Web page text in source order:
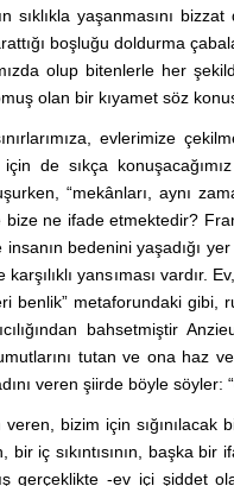
sıklıkla yaşanmasını
boşluğu doldurma
olup bitenlerle her
olan bir kıyamet söz
evlerimize
için de sıkça
“mekânları, aynı
ne ifade etmektedir?
bedenini yaşadığı yer
yansıması vardır.
benlik” metaforundaki gibi,
bahsetmiştir
tutan ve ona haz
veren şiirde böyle söyler:
bizim için
bir iç sıkıntısının, başka
gerçeklikte -ev içi şiddet